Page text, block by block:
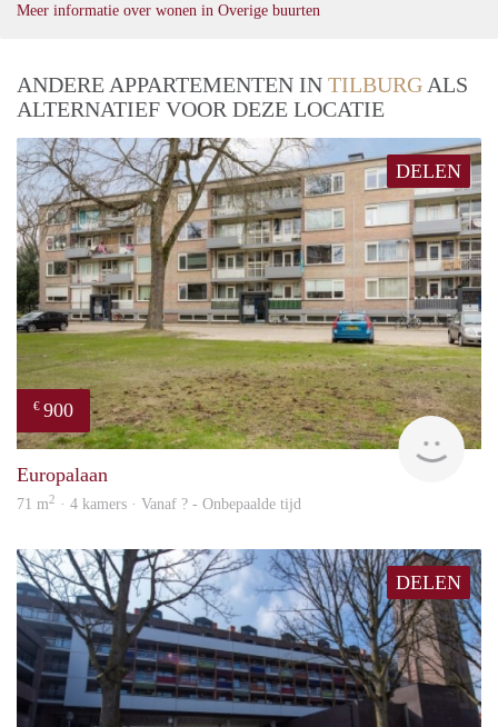
Meer informatie over wonen in Overige buurten
ANDERE APPARTEMENTEN IN TILBURG ALS
ALTERNATIEF VOOR DEZE LOCATIE
DELEN
€ 900
Europalaan
71 m2 · 4 kamers · Vanaf ? - Onbepaalde tijd
DELEN